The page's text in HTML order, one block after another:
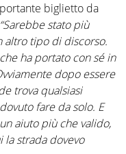
biglietto da
“Sarebbe stato più
altro tipo di discorso.
ha portato con sé in
dopo essere
trova qualsiasi
fare da solo. E
aiuto più che valido,
la strada dovevo